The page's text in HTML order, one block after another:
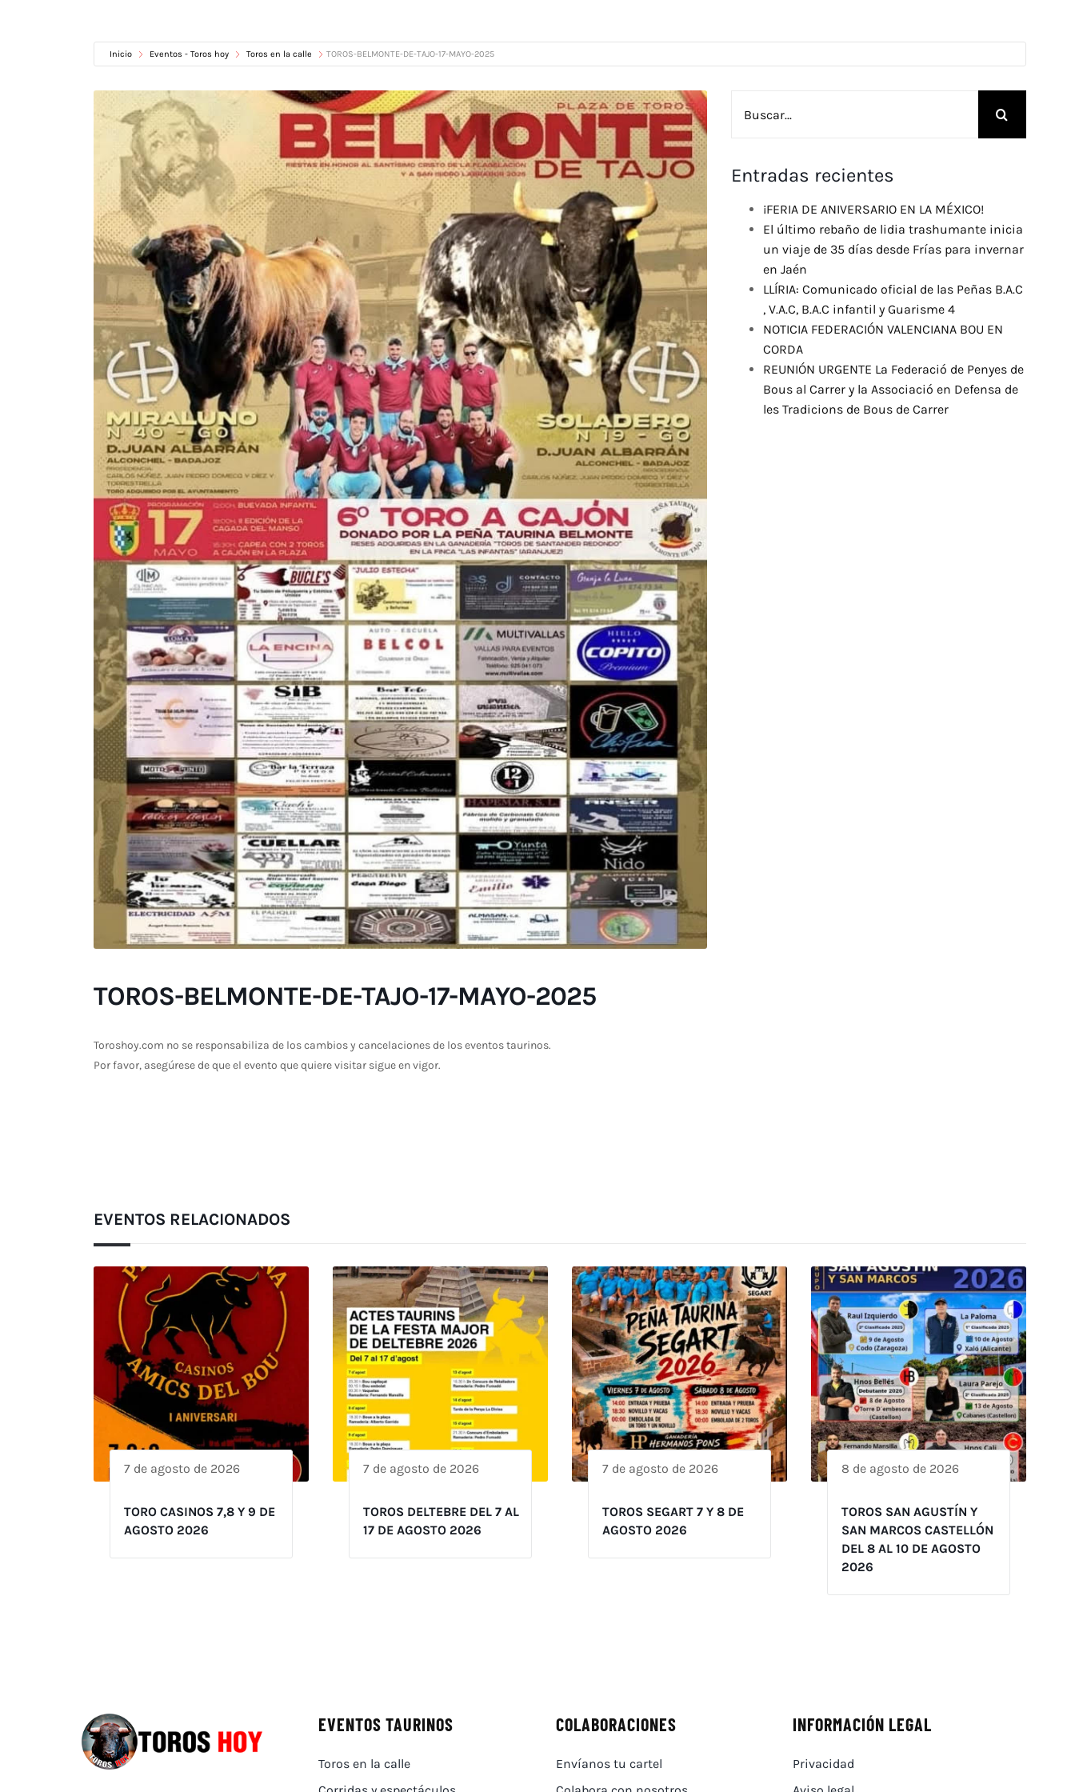
Inicio Eventos - Toros hoy Toros en la calle TOROS-BELMONTE-DE-TAJO-17-MAYO-2025
TOROS-BELMONTE-DE-TAJO-17-MAYO-2025
Toroshoy.com no se responsabiliza de los cambios y cancelaciones de los eventos taurinos.
Por favor, asegúrese de que el evento que quiere visitar sigue en vigor.
Entradas recientes
¡FERIA DE ANIVERSARIO EN LA MÉXICO!
El último rebaño de lidia trashumante inicia
un viaje de 35 días desde Frías para invernar
en Jaén
LLÍRIA: Comunicado oficial de las Peñas B.A.C
, V.A.C, B.A.C infantil y Guarisme 4
NOTICIA FEDERACIÓN VALENCIANA BOU EN
CORDA
REUNIÓN URGENTE La Federació de Penyes de
Bous al Carrer y la Associació en Defensa de
les Tradicions de Bous de Carrer
EVENTOS RELACIONADOS
7 de agosto de 2026
TORO CASINOS 7,8 Y 9 DE
AGOSTO 2026
7 de agosto de 2026
TOROS DELTEBRE DEL 7 AL
17 DE AGOSTO 2026
7 de agosto de 2026
TOROS SEGART 7 Y 8 DE
AGOSTO 2026
8 de agosto de 2026
TOROS SAN AGUSTÍN Y
SAN MARCOS CASTELLÓN
DEL 8 AL 10 DE AGOSTO
2026
EVENTOS TAURINOS
Toros en la calle
COLABORACIONES
Envíanos tu cartel
INFORMACIÓN LEGAL
Privacidad